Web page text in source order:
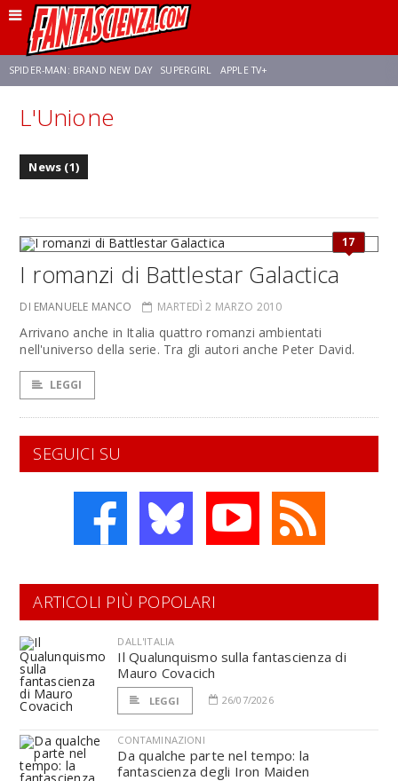
SPIDER-MAN: BRAND NEW DAY SUPERGIRL APPLE TV+
FRANCO RICCIARDIELLO
L'Unione
News (1)
17
I romanzi di Battlestar Galactica
DI EMANUELE MANCO MARTEDÌ 2 MARZO 2010
Arrivano anche in Italia quattro romanzi ambientati
nell'universo della serie. Tra gli autori anche Peter David.
LEGGI
SEGUICI SU
ARTICOLI PIÙ POPOLARI
DALL'ITALIA
Il Qualunquismo sulla fantascienza di
Mauro Covacich
LEGGI 26/07/2026
CONTAMINAZIONI
Da qualche parte nel tempo: la
fantascienza degli Iron Maiden